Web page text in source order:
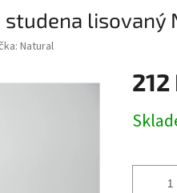
lisovaný
Natural
212
cena: